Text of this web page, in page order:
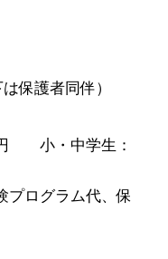
保護者同伴）
円 小・中学生：
プログラム代、保